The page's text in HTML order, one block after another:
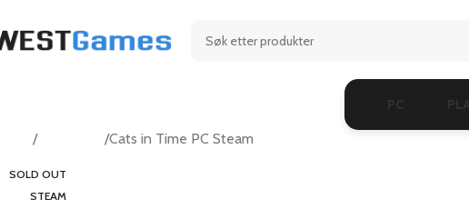
PC
Adventure Cats in Time PC Steam
SOLD OUT
STEAM